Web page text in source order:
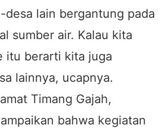
desa lain bergantung pada
sumber air. Kalau kita
itu berarti kita juga
lainnya, ucapnya.
Timang Gajah,
bahwa kegiatan